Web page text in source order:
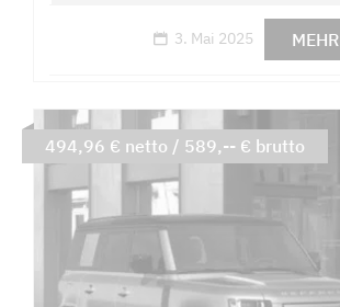
3. Mai 2025 MEHR
494,96 € netto / 589,-- € brutto